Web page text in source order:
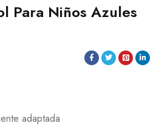
Para Niños Azules
adaptada